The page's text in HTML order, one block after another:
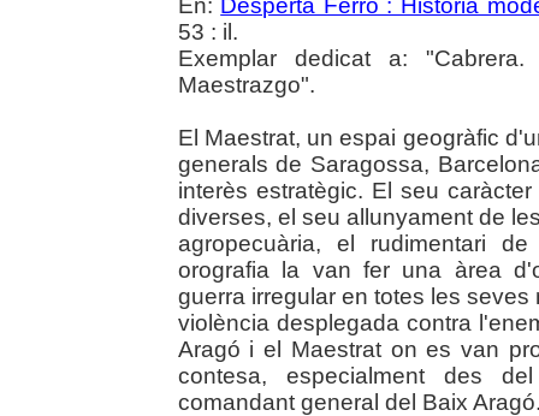
53 : il.
Exemplar dedicat a:
Maestrazgo".
El Maestrat, un espai geogràfic
generals de Saragossa,
interès estratègic. El seu
diverses, el seu allunyament de
agropecuària, el rudimentari
orografia la van fer una àrea
guerra irregular en totes les
violència desplegada contra
Aragó i el Maestrat on es van
contesa, especialment des
comandant general del Baix